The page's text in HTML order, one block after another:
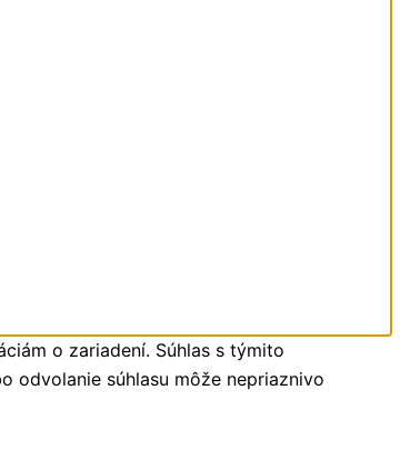
o zariadení. Súhlas s týmito
odvolanie súhlasu môže nepriaznivo